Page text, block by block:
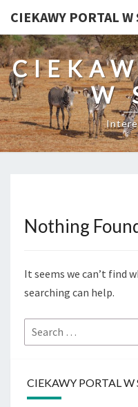
CIEKAWY PORTAL W
W
Nothing
Nothing
It seems we can’t find
searching can help.
Search
for:
CIEKAWY PORTAL W